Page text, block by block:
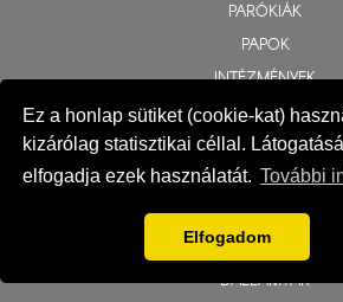
Ez a honlap sütiket (cookie-kat)
kizárólag statisztikai céllal.
elfogadja ezek használatát. További
Elfogadom
PARÓKIÁK
PAPOK
INTÉZMÉNYEK
BIZOTTSÁGOK
TEMPLOMOK ÉS
TELEPÜLÉSJEGYZÉK
MÉDIATÁR
DALLAMTÁR